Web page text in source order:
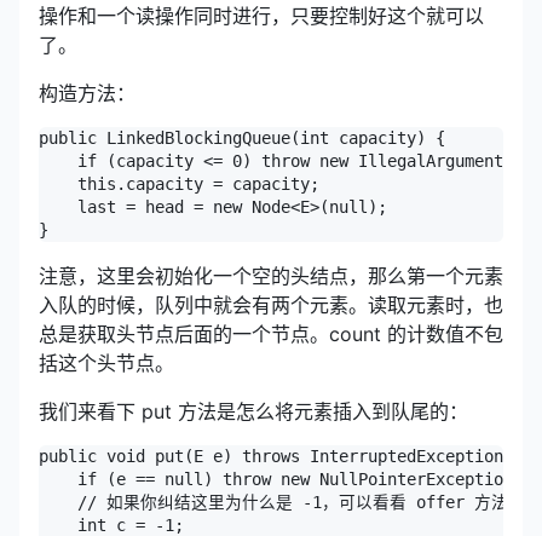
操作和一个读操作同时进行，只要控制好这个就可以
了。
构造方法：
public LinkedBlockingQueue(int capacity) {
if (capacity <= 0) throw new
    this.capacity = capacity;
    last = head = new Node<E>(null);
}
注意，这里会初始化一个空的头结点，那么第一个元素
入队的时候，队列中就会有两个元素。读取元素时，也
总是获取头节点后面的一个节点。count 的计数值不包
括这个头节点。
我们来看下 put 方法是怎么将元素插入到队尾的：
public void put(E e) throws InterruptedException {
    if (e == null) throw new NullPointerException();
// 如果你纠结这里为什么是 -1，可以看看 offer 方法。
    int c = -1;